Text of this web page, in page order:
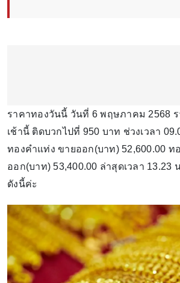
ราคาทองวันนี้ วันที่ 6 พฤษภาคม 2568
เช้านี้ ติดบวกไปที่ 950 บาท ช่วงเวลา
ทองคำแท่ง ขายออก(บาท) 52,600.00
ออก(บาท) 53,400.00 ล่าสุดเวลา 13.23
ดังนี้ค่ะ